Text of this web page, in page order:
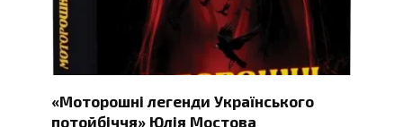
«Моторошні легенди Українського
потойбіччя» Юлія Мостова